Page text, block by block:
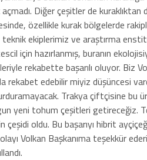
Diğer çeşitler de
özellikle kurak bölgelerde
ekiplerimiz ve araştırma
için hazırlanmış, buranın
rekabette başarılı oluyor. Biz
rekabet edebilir miyiz düşüncesi
Trakya çiftçisine bu
yeni tohum çeşitleri getireceğiz.
çeşidi oldu. Bu başarıyı hibrit
Volkan Başkanıma teşekkür